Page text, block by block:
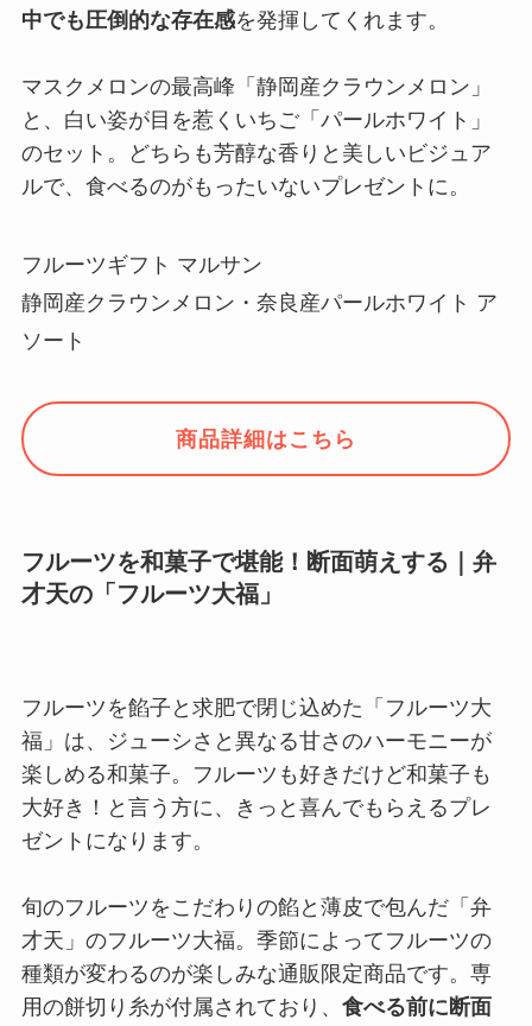
中でも圧倒的な存在感を発揮してくれます。
マスクメロンの最高峰「静岡産クラウンメロン」
と、白い姿が目を惹くいちご「パールホワイト」
のセット。どちらも芳醇な香りと美しいビジュア
ルで、食べるのがもったいないプレゼントに。
フルーツギフト マルサン
静岡産クラウンメロン・奈良産パールホワイト ア
ソート
商品詳細はこちら
フルーツを和菓子で堪能！断面萌えする｜弁
才天の「フルーツ大福」
フルーツを餡子と求肥で閉じ込めた「フルーツ大
福」は、ジューシさと異なる甘さのハーモニーが
楽しめる和菓子。フルーツも好きだけど和菓子も
大好き！と言う方に、きっと喜んでもらえるプレ
ゼントになります。
旬のフルーツをこだわりの餡と薄皮で包んだ「弁
才天」のフルーツ大福。季節によってフルーツの
種類が変わるのが楽しみな通販限定商品です。専
用の餅切り糸が付属されており、 食べる前に断面